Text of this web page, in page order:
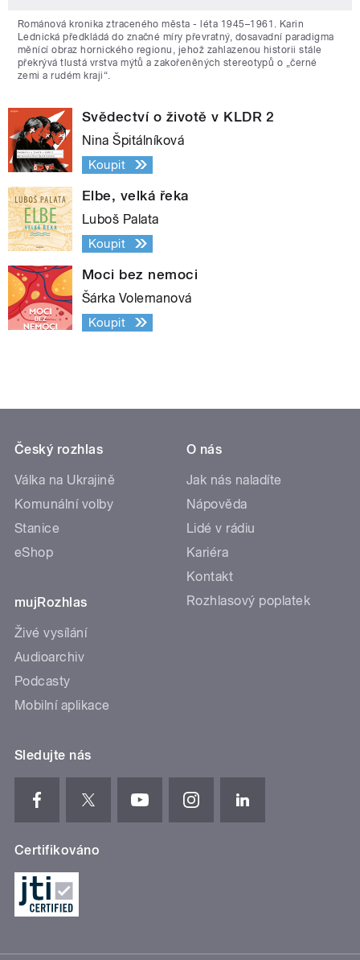
Románová kronika ztraceného města - léta 1945–1961. Karin
Lednická předkládá do značné míry převratný, dosavadní paradigma
měnící obraz hornického regionu, jehož zahlazenou historii stále
překrývá tlustá vrstva mýtů a zakořeněných stereotypů o „černé
zemi a rudém kraji“.
Svědectví o životě v KLDR 2
Nina Špitálníková
Koupit
Elbe, velká řeka
Luboš Palata
Koupit
Moci bez nemoci
Šárka Volemanová
Koupit
Český rozhlas
Válka na Ukrajině
Komunální volby
Stanice
eShop
mujRozhlas
Živé vysílání
Audioarchiv
Podcasty
Mobilní aplikace
O nás
Jak nás naladíte
Nápověda
Lidé v rádiu
Kariéra
Kontakt
Rozhlasový poplatek
Sledujte nás
Certifikováno